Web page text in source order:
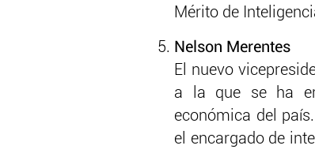
Mérito de
Nelson Merentes
El nuevo
a la que se ha
económica del
el encargado de